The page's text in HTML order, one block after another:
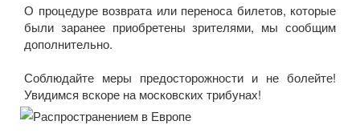
О процедуре возврата или переноса билетов, которые
были заранее приобретены зрителями, мы сообщим
дополнительно.
Соблюдайте меры предосторожности и не болейте!
Увидимся вскоре на московских трибунах!